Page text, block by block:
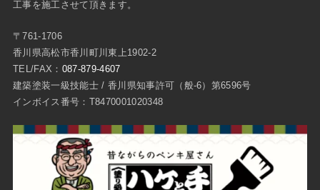
工事を施工させて頂きます。
〒761-1706
香川県高松市香川町川東上1902-2
TEL/FAX： 087-879-4607
建築塗装一級技能士 / 香川県知事許可（般-6）第6596号
インボイス番号：T8470001020348